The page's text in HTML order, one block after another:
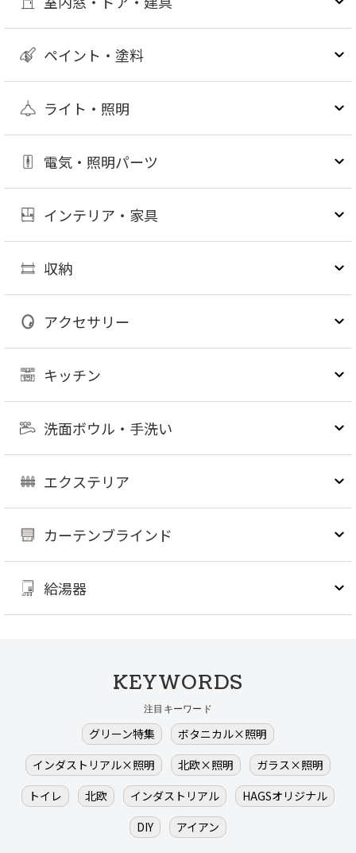
ペイント・塗料
ライト・照明
電気・照明パーツ
インテリア・家具
収納
アクセサリー
キッチン
洗面ボウル・手洗い
エクステリア
カーテンブラインド
給湯器
KEYWORDS
注目キーワード
グリーン特集
ボタニカル×照明
インダストリアル×照明
北欧×照明
ガラス×照明
トイレ
北欧 インダストリアル
HAGSオリジナル
DIY
アイアン